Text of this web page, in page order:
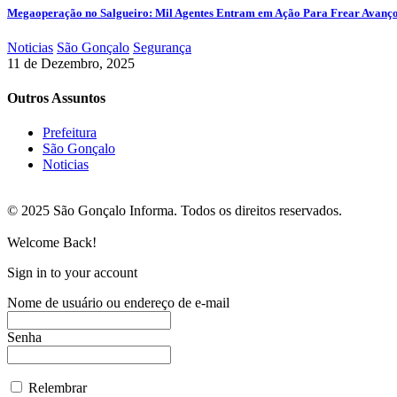
Megaoperação no Salgueiro: Mil Agentes Entram em Ação Para Frear
Noticias São Gonçalo Segurança
11 de Dezembro, 2025
Outros Assuntos
Prefeitura
São Gonçalo
Noticias
© 2025 São Gonçalo Informa. Todos os direitos reservados.
Welcome Back!
Sign in to your account
Nome de usuário ou endereço de e-mail
Senha
Relembrar